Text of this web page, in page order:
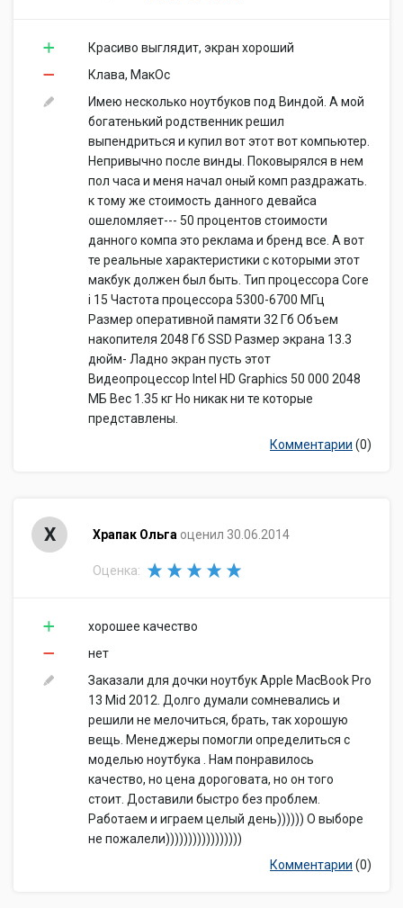
Красиво выглядит, экран хороший
Клава, МакОс
Имею несколько ноутбуков под Виндой. А мой
богатенький родственник решил
выпендриться и купил вот этот вот компьютер.
Непривычно после винды. Поковырялся в нем
пол часа и меня начал оный комп раздражать.
к тому же стоимость данного девайса
ошеломляет--- 50 процентов стоимости
данного компа это реклама и бренд все. А вот
те реальные характеристики с которыми этот
макбук должен был быть. Тип процессора Core
i 15 Частота процессора 5300-6700 МГц
Размер оперативной памяти 32 Гб Объем
накопителя 2048 Гб SSD Размер экрана 13.3
дюйм- Ладно экран пусть этот
Видеопроцессор Intel HD Graphics 50 000 2048
МБ Вес 1.35 кг Но никак ни те которые
представлены.
Комментарии (0)
Х Храпак Ольга оценил 30.06.2014
Оценка:
хорошее качество
нет
Заказали для дочки ноутбук Apple MacBook Pro
13 Mid 2012. Долго думали сомневались и
решили не мелочиться, брать, так хорошую
вещь. Менеджеры помогли определиться с
моделью ноутбука . Нам понравилось
качество, но цена дороговата, но он того
стоит. Доставили быстро без проблем.
Работаем и играем целый день)))))) О выборе
не пожалели)))))))))))))))))
Комментарии (0)